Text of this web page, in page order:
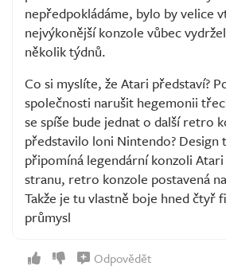
nepředpokládáme, bylo by velice
nejvýkonější konzole vůbec
několik týdnů.
Co si myslíte, že Atari představí?
společnosti narušit hegemonii
se spíše bude jednat o další retro
představilo loni Nintendo? Design
připomíná legendární konzoli
stranu, retro konzole postavená
Takže je tu vlastně boje hned čtyř
průmysl
Odpovědět